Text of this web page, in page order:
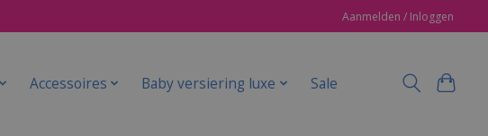
Aanmelden / Inloggen
Accessoires Baby versiering luxe Sale